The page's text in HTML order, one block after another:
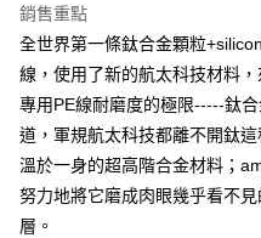
【繳款方式說明】
1.分期款項不併入電信帳單，「大
醒簡訊。
2.透過簡訊連結打開帳單後，可選
帳／街口支付／iPASS MONEY」
【注意事項】
1.本服務係由「台灣大哥大股份有
用戶於交易時，得透過本服務購買
買賣價金債權讓與本公司後，依約
３．安心：先確認商品／服務後，再
【「AFTEE先享後付」結帳流程】
１．於結帳方式選擇「AFTEE先享
結帳頁面，進行簡訊認證並確認金
３．收到繳費通知簡訊後14天內，
ATM／網路銀行／等多元方式進行
※ 請注意：結帳手續完成當下不需
購買商品的店家。未經商家同意取
後付繳納相關費用。
運送方式
全家取貨付款
每筆NT$60，滿NT$1,200(含以
付款後全家取貨
每筆NT$60，滿NT$1,200(含以
7-11取貨付款
銷售重點
全世界第一條鈦合金顆粒
線，使用了新的航太科技材料
專用PE線耐磨度的極限-----鈦
道，軍規航太科技都離不開鈦
溫於一身的超高階合金材料；
努力地將它磨成肉眼幾乎看不
層。